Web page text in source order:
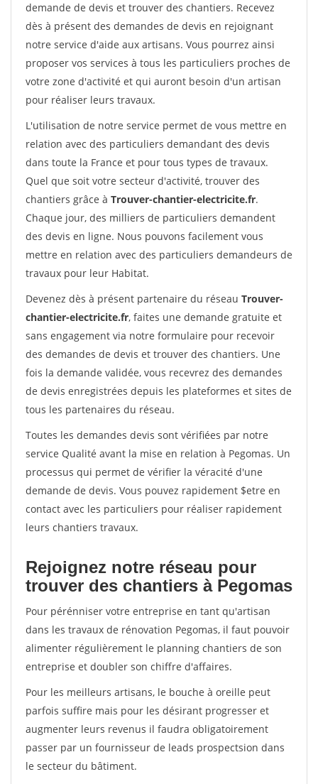
demande de devis et trouver des chantiers. Recevez
dès à présent des demandes de devis en rejoignant
notre service d'aide aux artisans. Vous pourrez ainsi
proposer vos services à tous les particuliers proches de
votre zone d'activité et qui auront besoin d'un artisan
pour réaliser leurs travaux.
L'utilisation de notre service permet de vous mettre en
relation avec des particuliers demandant des devis
dans toute la France et pour tous types de travaux.
Quel que soit votre secteur d'activité, trouver des
chantiers grâce à Trouver-chantier-electricite.fr.
Chaque jour, des milliers de particuliers demandent
des devis en ligne. Nous pouvons facilement vous
mettre en relation avec des particuliers demandeurs de
travaux pour leur Habitat.
Devenez dès à présent partenaire du réseau Trouver-
chantier-electricite.fr, faites une demande gratuite et
sans engagement via notre formulaire pour recevoir
des demandes de devis et trouver des chantiers. Une
fois la demande validée, vous recevrez des demandes
de devis enregistrées depuis les plateformes et sites de
tous les partenaires du réseau.
Toutes les demandes devis sont vérifiées par notre
service Qualité avant la mise en relation à Pegomas. Un
processus qui permet de vérifier la véracité d'une
demande de devis. Vous pouvez rapidement $etre en
contact avec les particuliers pour réaliser rapidement
leurs chantiers travaux.
Rejoignez notre réseau pour
trouver des chantiers à Pegomas
Pour pérénniser votre entreprise en tant qu'artisan
dans les travaux de rénovation Pegomas, il faut pouvoir
alimenter régulièrement le planning chantiers de son
entreprise et doubler son chiffre d'affaires.
Pour les meilleurs artisans, le bouche à oreille peut
parfois suffire mais pour les désirant progresser et
augmenter leurs revenus il faudra obligatoirement
passer par un fournisseur de leads prospectsion dans
le secteur du bâtiment.